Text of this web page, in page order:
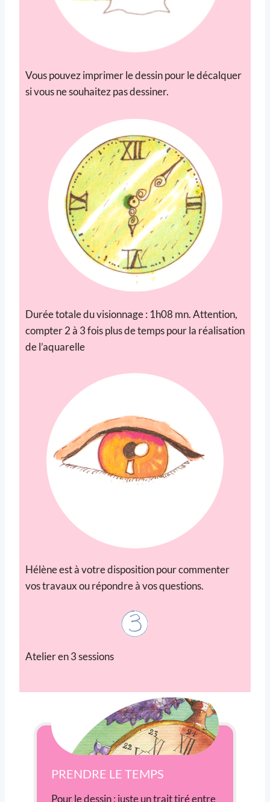
Vous pouvez imprimer le dessin pour le décalquer
si vous ne souhaitez pas dessiner.
Durée totale du visionnage : 1h08 mn. Attention,
compter 2 à 3 fois plus de temps pour la réalisation
de l’aquarelle
Hélène est à votre disposition pour commenter
vos travaux ou répondre à vos questions.
Atelier en 3 sessions
PRENDRE LE TEMPS
Pour le dessin : juste un trait tiré entre